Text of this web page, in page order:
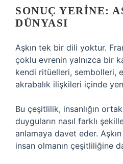
SONUÇ YERINE:
DÜNYASI
Aşkın tek bir dili yoktur.
çoklu evrenin yalnızca bir
kendi ritüelleri, sembolleri,
akrabalık ilişkileri içinde
Bu çeşitlilik, insanlığın
duyguların nasıl farklı
anlamaya davet eder.
insan olmanın çeşitliliğine